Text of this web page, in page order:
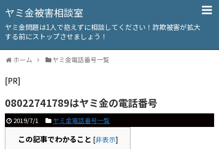
ヤミ金被害相談室
ヤミ金問題は1人で抱えずに相談してください！詐欺被害が拡大
する前にストップさせましょう！
ホーム ヤミ金電話番号一覧
[PR]
08022741789はヤミ金の電話番号
2019/7/1 ヤミ金電話番号一覧
この記事でわかること [非表示]